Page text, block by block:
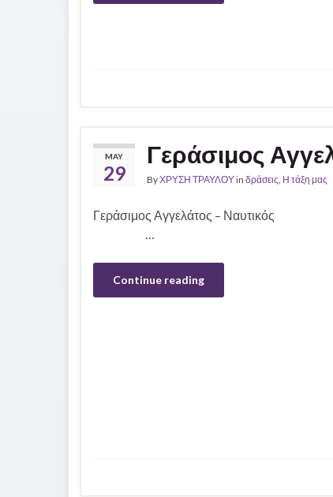
MAY
29
Γεράσιμος
ByΧΡΥΣΗ ΤΡΑΥΛΟΥin δράσεις, Η τάξη μας
Γεράσιμος
…
Continue reading